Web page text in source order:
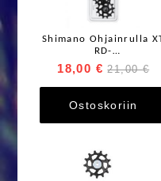
Shimano Ohjainrulla XT
RD-
M8100/M8120/M8150
18,00 € 21,00 €
Ostoskoriin